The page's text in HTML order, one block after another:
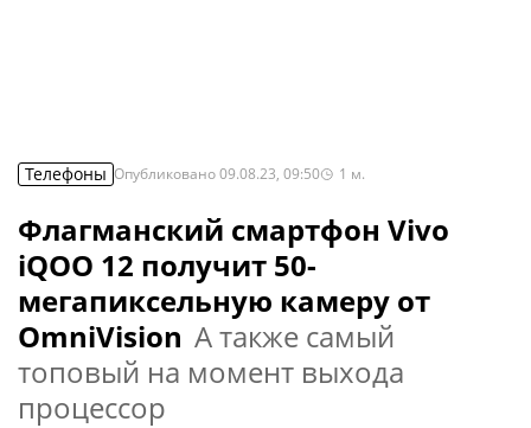
Телефоны Опубликовано09.08.23, 09:50 1 м.
Флагманский смартфон Vivo
iQOO 12 получит 50-
мегапиксельную камеру от
OmniVision А также самый
топовый на момент выхода
процессор